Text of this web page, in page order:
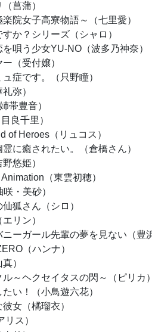
菖蒲）
楽院女子高寮物語～（七里愛）
か？シリーズ（シャロ）
を唄う少女YU-NO（波多乃神奈）
（受付嬢）
症です。（只野瞳）
弥）
姉帯豊音）
良千里）
of Heroes（リュコス）
霊に癒されたい。（倉橋さん）
悠姫）
（東雲初穂）
・美砂）
狐さん（シロ）
リン）
ニーガール先輩の夢を見ない（豊
（ハンナ）
）
ル～ヘクセイタスの閃～（ピリカ）
たい！（小鳥遊六花）
女（橘瑠衣）
リス）